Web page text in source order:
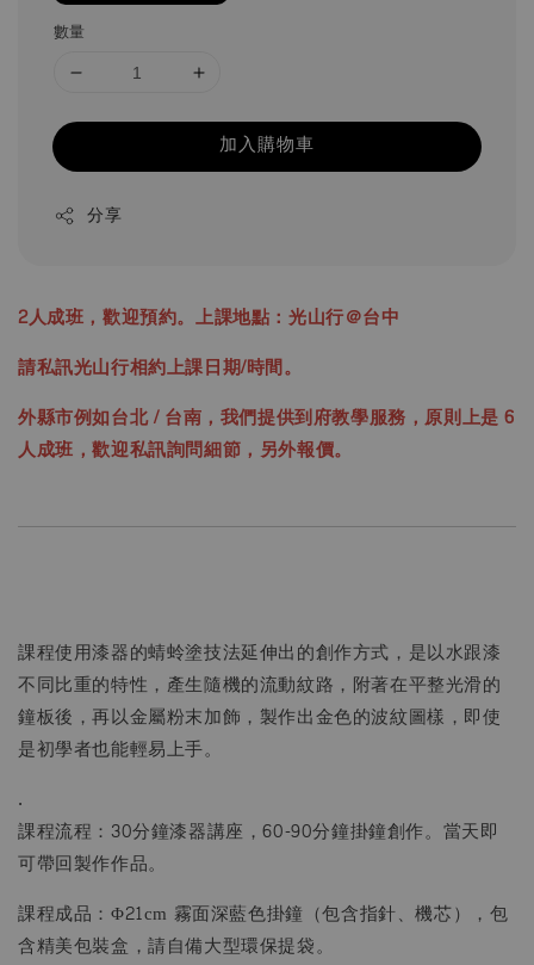
數量
加入購物車
分享
2人成班，歡迎預約。上課地點：光山行＠台中
請私訊光山行相約上課日期/時間。
外縣市例如台北 / 台南，我們提供到府教學服務，原則上是 6
人成班，歡迎私訊詢問細節，另外報價。
課程使用漆器的蜻蛉塗技法延伸出的創作方式，是以水跟漆
不同比重的特性，產生隨機的流動紋路，附著在平整光滑的
鐘板後，再以金屬粉末加飾，製作出金色的波紋圖樣，即使
是初學者也能輕易上手。
.
課程流程：30分鐘漆器講座，60-90分鐘掛鐘創作。當天即
可帶回製作作品。
課程成品： Φ21cm 霧面深藍色掛鐘（包含指針、機芯），包
含精美包裝盒，請自備大型環保提袋。